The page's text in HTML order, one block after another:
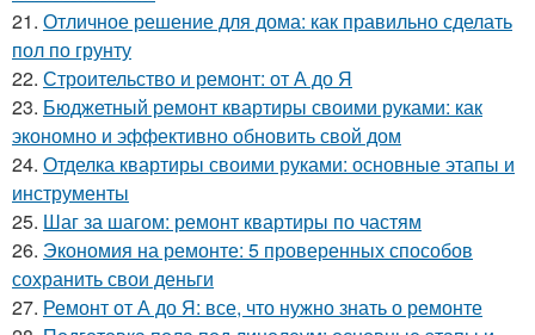
21. Отличное решение для дома: как правильно сделать
пол по грунту
22. Строительство и ремонт: от А до Я
23. Бюджетный ремонт квартиры своими руками: как
экономно и эффективно обновить свой дом
24. Отделка квартиры своими руками: основные этапы и
инструменты
25. Шаг за шагом: ремонт квартиры по частям
26. Экономия на ремонте: 5 проверенных способов
сохранить свои деньги
27. Ремонт от А до Я: все, что нужно знать о ремонте